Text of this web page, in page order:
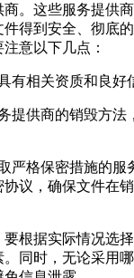
。这些服务提供
得到安全、彻底
意以下几点：
有相关资质和良好
提供商的销毁方法
严格保密措施的服
议，确保文件在
根据实际情况选
同时，无论采用